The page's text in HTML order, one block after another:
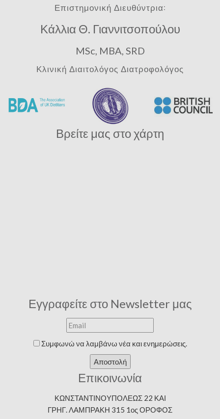
Επιστημονική Διευθύντρια:
Κάλλια Θ. Γιαννιτσοπούλου
MSc, MBA, SRD
Κλινική Διαιτολόγος Διατροφολόγος
Βρείτε μας στο χάρτη
Εγγραφείτε στο Newsletter μας
Συμφωνώ να λαμβάνω νέα και ενημερώσεις.
Αποστολή
Επικοινωνία
ΚΩΝΣΤΑΝΤΙΝΟΥΠΟΛΕΩΣ 22 ΚΑΙ
ΓΡΗΓ. ΛΑΜΠΡΑΚΗ 315 1ος ΟΡΟΦΟΣ